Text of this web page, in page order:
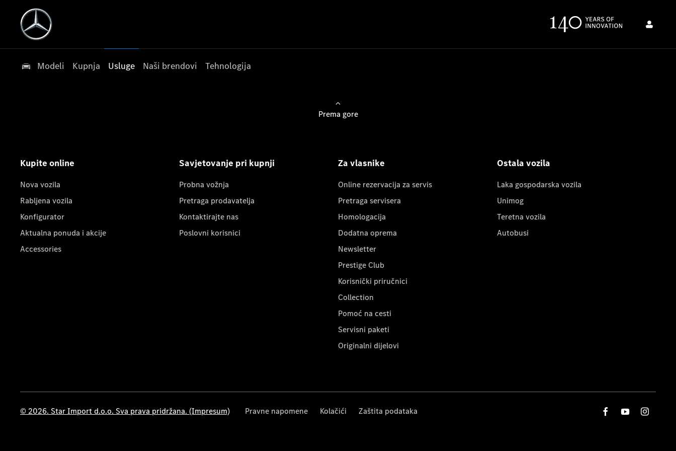
Modeli Kupnja Usluge Naši brendovi Tehnologija
Prema gore
Kupite online
Nova vozila
Rabljena vozila
Konfigurator
Aktualna ponuda i akcije
Accessories
Savjetovanje pri kupnji
Probna vožnja
Pretraga prodavatelja
Kontaktirajte nas
Poslovni korisnici
Za vlasnike
Online rezervacija za servis
Pretraga servisera
Homologacija
Dodatna oprema
Newsletter
Prestige Club
Korisnički priručnici
Collection
Pomoć na cesti
Servisni paketi
Originalni dijelovi
Ostala vozila
Laka gospodarska vozila
Unimog
Teretna vozila
Autobusi
© 2026. Star Import d.o.o. Sva prava pridržana. (Impresum) Pravne napomene Kolačići Zaštita podataka